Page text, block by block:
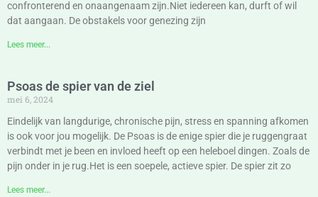
confronterend en onaangenaam zijn.Niet iedereen kan, durft of wil
dat aangaan. De obstakels voor genezing zijn
Lees meer...
Psoas de spier van de ziel
mei 6, 2024
Eindelijk van langdurige, chronische pijn, stress en spanning afkomen
is ook voor jou mogelijk. De Psoas is de enige spier die je ruggengraat
verbindt met je been en invloed heeft op een heleboel dingen. Zoals de
pijn onder in je rug.Het is een soepele, actieve spier. De spier zit zo
Lees meer...